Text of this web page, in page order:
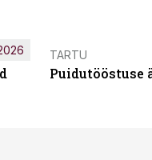
TARTU
Puidutööstuse